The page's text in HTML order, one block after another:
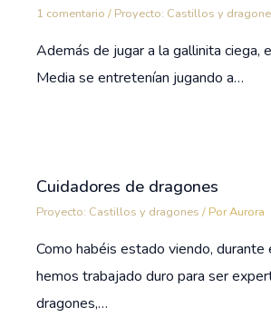
1 comentario / Proyecto: Castillos y
Además de jugar a la gallinita ciega,
Media se entretenían jugando a…
Cuidadores de dragones
Proyecto: Castillos y dragones / PorAurora
Como habéis estado viendo,
hemos trabajado duro para ser
dragones,…